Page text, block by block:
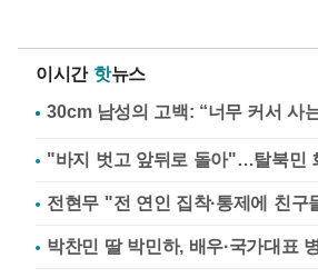
이시간 핫뉴스
"바지 벗고 앞뒤로 돌아"…탈북민
전현무 "전 연인 집착·통제에 친구
박찬민 딸 박민하, 배우·국가대표